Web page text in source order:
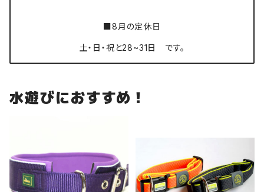
■8月の定休日
土・日・祝と28~31日 です。
水遊びにおすすめ！